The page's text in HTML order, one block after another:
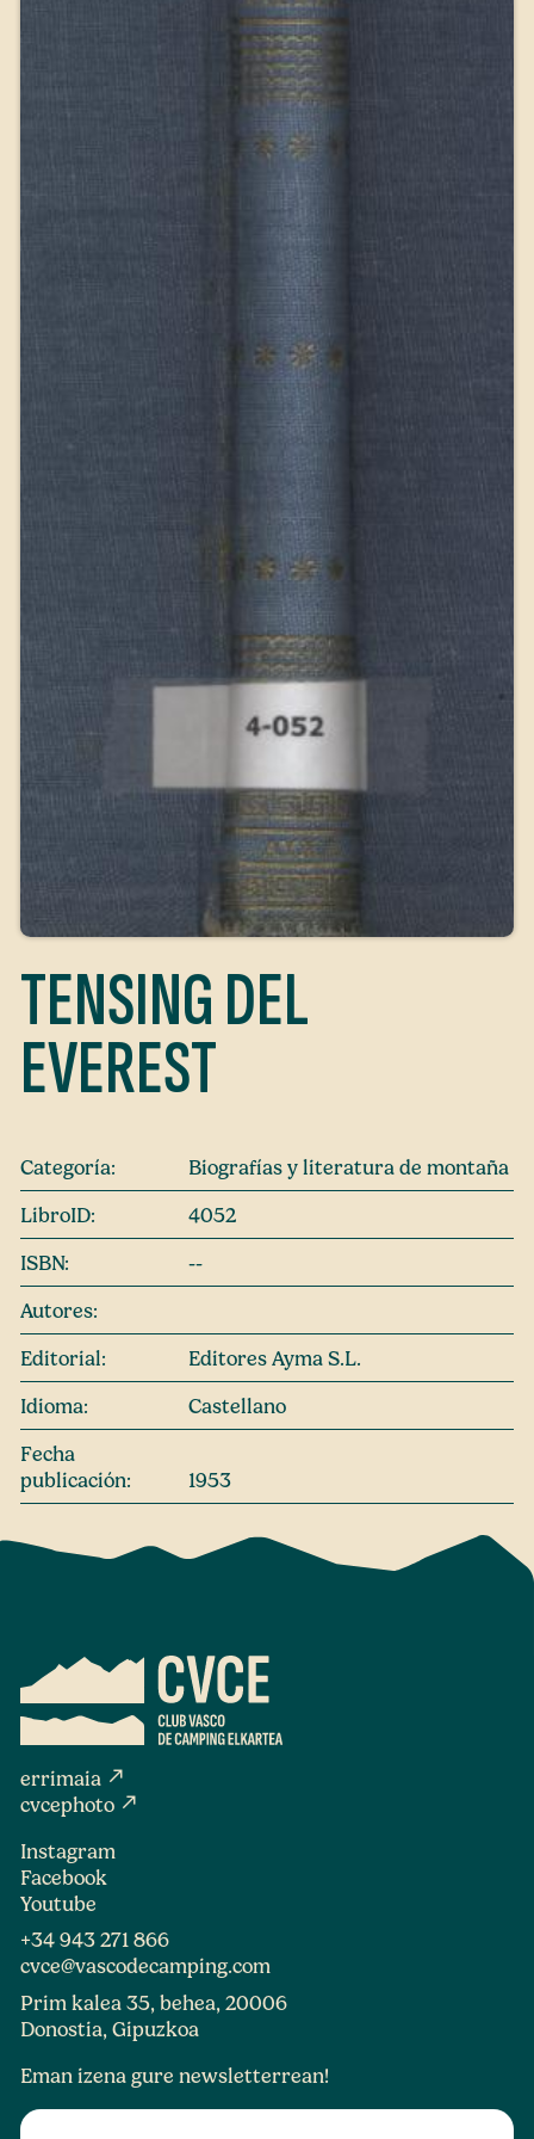
TENSING DEL
EVEREST
Categoría:
Biografías y literatura de montaña
LibroID:
4052
ISBN:
--
Autores:
Editorial:
Editores Ayma S.L.
Idioma:
Castellano
Fecha
publicación:
1953
errimaia north_east
cvcephoto north_east
Instagram
Facebook
Youtube
+34 943 271 866
cvce@vascodecamping.com
Prim kalea 35, behea, 20006
Donostia, Gipuzkoa
Eman izena gure newsletterrean!